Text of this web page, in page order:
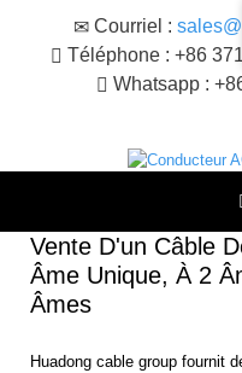
Courriel :
Téléphone : +86
Whatsapp :
Vente D'un Câble
Âme Unique, À 2
Âmes
Huadong cable group fournit